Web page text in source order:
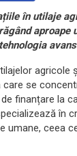
în utilaje
se
finanțare la
în
umane, ceea